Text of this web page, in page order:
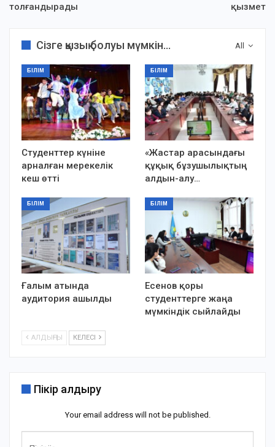
толғандырады
қызмет
All
Сізге қызық болуы мүмкін...
БІЛІМ
Студенттер күніне
арналған мерекелік
кеш өтті
БІЛІМ
«Жастар арасындағы
құқық бұзушылықтың
алдын-алу…
БІЛІМ
Ғалым атында
аудитория ашылды
БІЛІМ
Есенов қоры
студенттерге жаңа
мүмкіндік сыйлайды
АЛДЫҢҒЫ КЕЛЕСІ
Пікір қалдыру
Your email address will not be published.